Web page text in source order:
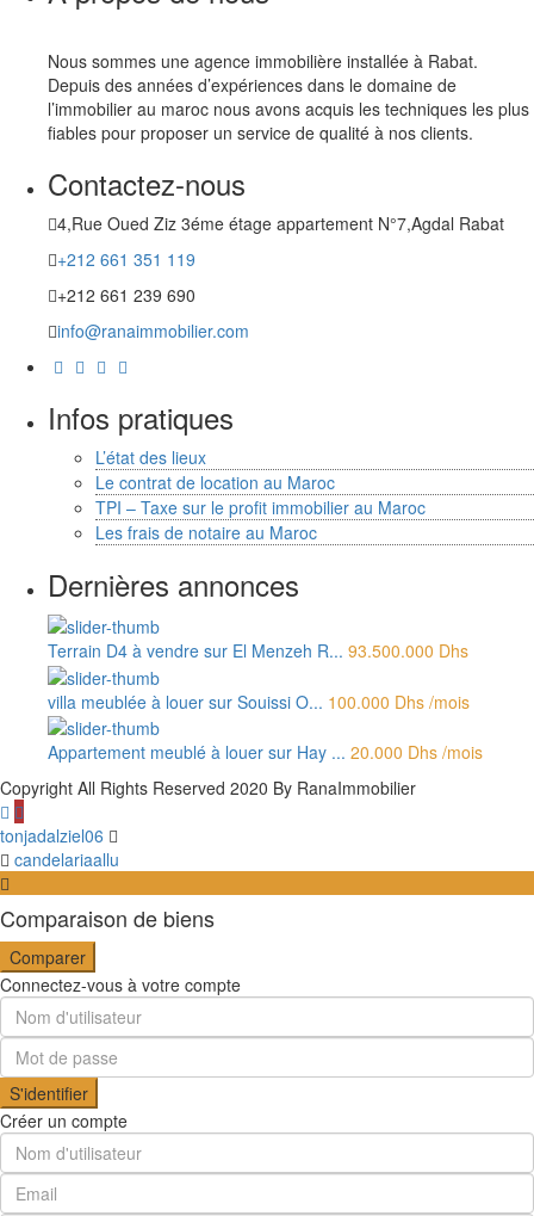
Nous sommes une agence immobilière installée à Rabat.
Depuis des années d’expériences dans le domaine de
l’immobilier au maroc nous avons acquis les techniques les plus
fiables pour proposer un service de qualité à nos clients.
Contactez-nous
4,Rue Oued Ziz 3éme étage appartement N°7,Agdal Rabat
+212 661 351 119
+212 661 239 690
info@ranaimmobilier.com
Infos pratiques
L’état des lieux
Le contrat de location au Maroc
TPI – Taxe sur le profit immobilier au Maroc
Les frais de notaire au Maroc
Dernières annonces
Terrain D4 à vendre sur El Menzeh R... 93.500.000 Dhs
villa meublée à louer sur Souissi O... 100.000 Dhs /mois
Appartement meublé à louer sur Hay ... 20.000 Dhs /mois
Copyright All Rights Reserved 2020 By RanaImmobilier
tonjadalziel06
candelariaallu
Comparaison de biens
Comparer
Connectez-vous à votre compte
S'identifier
Créer un compte